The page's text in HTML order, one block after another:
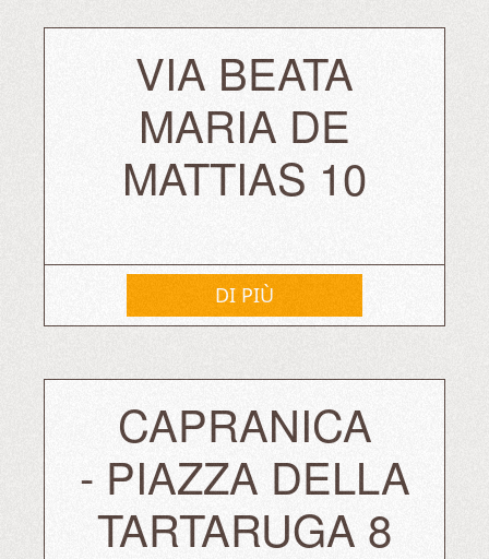
VIA BEATA
MARIA DE
MATTIAS 10
DI PIÙ
⁠CAPRANICA
- PIAZZA DELLA
TARTARUGA 8